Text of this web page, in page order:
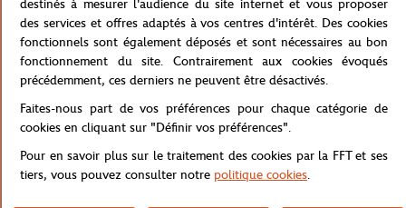
Référence :RTSM1622-MAR
Caractéristiques
destinés à mesurer l'audience du site internet et vous proposer
des services et offres adaptés à vos centres d'intérêt. Des cookies
fonctionnels sont également déposés et sont nécessaires au bon
fonctionnement du site. Contrairement aux cookies évoqués
précédemment, ces derniers ne peuvent être désactivés.
Faites-nous part de vos préférences pour chaque catégorie de
cookies en cliquant sur "Définir vos préférences".
Pour en savoir plus sur le traitement des cookies par la FFT et ses
tiers, vous pouvez consulter notre politique cookies.